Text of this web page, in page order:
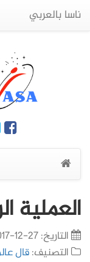
ناسا بالعربي
العملية
التاريخ:27-12-2017
التصنيف:قال